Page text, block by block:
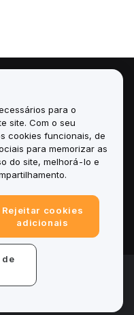
reservados.
para o
site. Com o seu
cookies funcionais, de
para memorizar as
do site, melhorá-lo e
Rejeitar cookies
adicionais